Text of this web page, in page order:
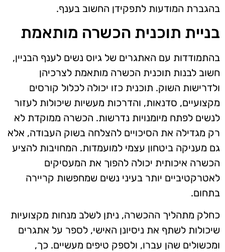
בהגברת המודעות לתפקידן החשוב בענף.
בניית תוכנית הכשרה מותאמת
בהתמודדות עם האתגרים של גיוס נשים לענף הבניין,
חשוב לבנות תוכנית הכשרה מותאמת לצרכיהן
ולדרישות השוק. תוכנית כזו יכולה לכלול קורסים
מקצועיים, סדנאות, והדרכות מעשיות שיכולות לעזור
לנשים לפתח מיומנויות נדרשות. הכשרה ממוקדת לא
רק מגדילה את הסיכויים להצלחה בשוק העבודה, אלא
גם מעניקה ביטחון עצמי למועמדות. המחויבות להציע
הכשרה איכותית יכולה להפוך את המעסיקים
לאטרקטיביים יותר בעיני נשים שמחפשות קריירה
בתחום.
כחלק מתהליך ההכשרה, ניתן לשלב מנחות מקצועיות
שיכולות לשתף את ניסיונן האישי, לספר על אתגרים
ומכשולים שהן עברו, ולספק טיפים מעשיים. כך,